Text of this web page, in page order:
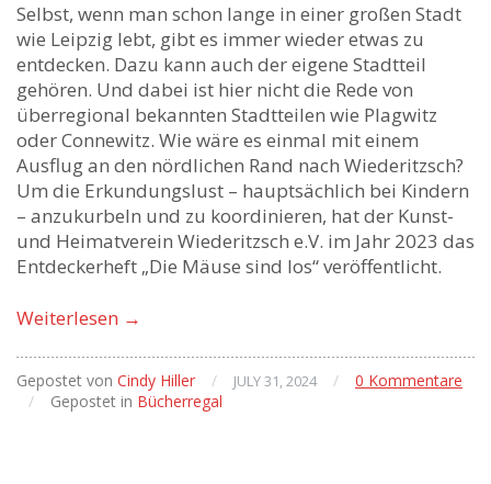
Selbst, wenn man schon lange in einer großen Stadt
wie Leipzig lebt, gibt es immer wieder etwas zu
entdecken. Dazu kann auch der eigene Stadtteil
gehören. Und dabei ist hier nicht die Rede von
überregional bekannten Stadtteilen wie Plagwitz
oder Connewitz. Wie wäre es einmal mit einem
Ausflug an den nördlichen Rand nach Wiederitzsch?
Um die Erkundungslust – hauptsächlich bei Kindern
– anzukurbeln und zu koordinieren, hat der Kunst-
und Heimatverein Wiederitzsch e.V. im Jahr 2023 das
Entdeckerheft „Die Mäuse sind los“ veröffentlicht.
Weiterlesen →
Gepostet von Cindy Hiller / JULY 31, 2024 /
0 Kommentare
/
Gepostet in Bücherregal